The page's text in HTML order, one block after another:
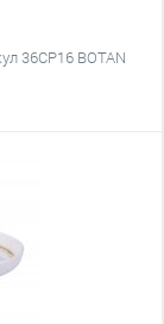
36CP16 BOTAN